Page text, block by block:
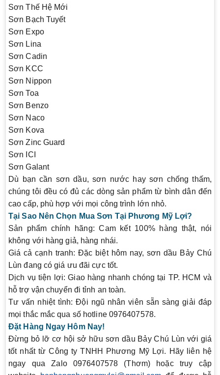
Sơn Thế Hệ Mới
Sơn Bạch Tuyết
Sơn Expo
Sơn Lina
Sơn Cadin
Sơn KCC
Sơn Nippon
Sơn Toa
Sơn Benzo
Sơn Naco
Sơn Kova
Sơn Zinc Guard
Sơn ICI
Sơn Galant
Dù bạn cần sơn dầu, sơn nước hay sơn chống thấm,
chúng tôi đều có đủ các dòng sản phẩm từ bình dân đến
cao cấp, phù hợp với mọi công trình lớn nhỏ.
Tại Sao Nên Chọn Mua Sơn Tại Phương Mỹ Lợi?
Sản phẩm chính hãng: Cam kết 100% hàng thật, nói
không với hàng giả, hàng nhái.
Giá cả cạnh tranh: Đặc biệt hôm nay, sơn dầu Bảy Chú
Lùn đang có giá ưu đãi cực tốt.
Dịch vụ tiện lợi: Giao hàng nhanh chóng tại TP. HCM và
hỗ trợ vận chuyển đi tỉnh an toàn.
Tư vấn nhiệt tình: Đội ngũ nhân viên sẵn sàng giải đáp
mọi thắc mắc qua số hotline 0976407578.
Đặt Hàng Ngay Hôm Nay!
Đừng bỏ lỡ cơ hội sở hữu sơn dầu Bảy Chú Lùn với giá
tốt nhất từ Công ty TNHH Phương Mỹ Lợi. Hãy liên hệ
ngay qua Zalo 0976407578 (Thơm) hoặc truy cập